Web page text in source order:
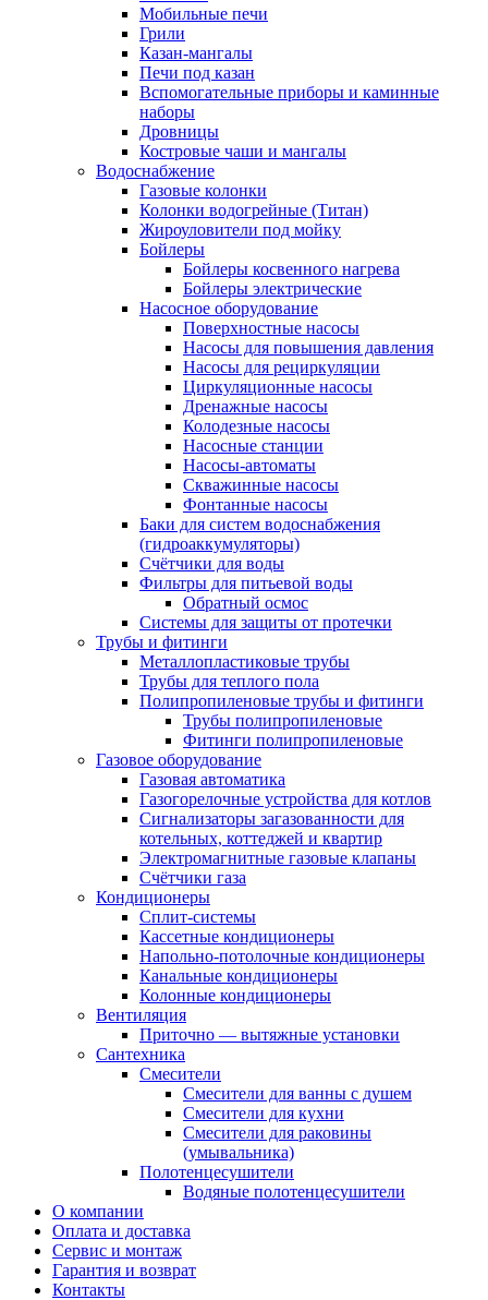
Мобильные печи
Грили
Казан-мангалы
Печи под казан
Вспомогательные приборы и каминные
наборы
Дровницы
Костровые чаши и мангалы
Водоснабжение
Газовые колонки
Колонки водогрейные (Титан)
Жироуловители под мойку
Бойлеры
Бойлеры косвенного нагрева
Бойлеры электрические
Насосное оборудование
Поверхностные насосы
Насосы для повышения давления
Насосы для рециркуляции
Циркуляционные насосы
Дренажные насосы
Колодезные насосы
Насосные станции
Насосы-автоматы
Скважинные насосы
Фонтанные насосы
Баки для систем водоснабжения
(гидроаккумуляторы)
Счётчики для воды
Фильтры для питьевой воды
Обратный осмос
Системы для защиты от протечки
Трубы и фитинги
Металлопластиковые трубы
Трубы для теплого пола
Полипропиленовые трубы и фитинги
Трубы полипропиленовые
Фитинги полипропиленовые
Газовое оборудование
Газовая автоматика
Газогорелочные устройства для котлов
Сигнализаторы загазованности для
котельных, коттеджей и квартир
Электромагнитные газовые клапаны
Счётчики газа
Кондиционеры
Сплит-системы
Кассетные кондиционеры
Напольно-потолочные кондиционеры
Канальные кондиционеры
Колонные кондиционеры
Вентиляция
Приточно — вытяжные установки
Сантехника
Смесители
Смесители для ванны с душем
Смесители для кухни
Смесители для раковины
(умывальника)
Полотенцесушители
Водяные полотенцесушители
О компании
Оплата и доставка
Сервис и монтаж
Гарантия и возврат
Контакты